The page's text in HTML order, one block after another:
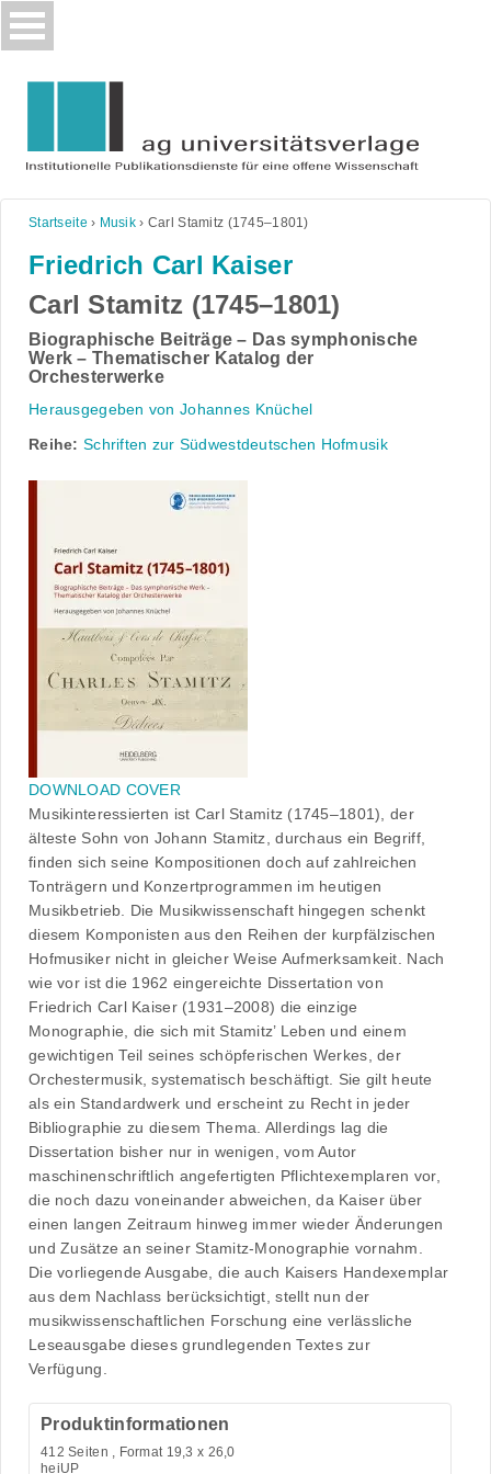
Skip
to
Startseite › Musik › Carl Stamitz (1745–1801)
Friedrich Carl Kaiser
Carl Stamitz (1745–1801)
Biographische Beiträge – Das symphonische
Werk – Thematischer Katalog der
Orchesterwerke
Herausgegeben von Johannes Knüchel
Reihe: Schriften zur Südwestdeutschen Hofmusik
DOWNLOAD COVER
Musikinteressierten ist Carl Stamitz (1745–1801), der
älteste Sohn von Johann Stamitz, durchaus ein Begriff,
finden sich seine Kompositionen doch auf zahlreichen
Tonträgern und Konzertprogrammen im heutigen
Musikbetrieb. Die Musikwissenschaft hingegen schenkt
diesem Komponisten aus den Reihen der kurpfälzischen
Hofmusiker nicht in gleicher Weise Aufmerksamkeit. Nach
wie vor ist die 1962 eingereichte Dissertation von
Friedrich Carl Kaiser (1931–2008) die einzige
Monographie, die sich mit Stamitz’ Leben und einem
gewichtigen Teil seines schöpferischen Werkes, der
Orchestermusik, systematisch beschäftigt. Sie gilt heute
als ein Standardwerk und erscheint zu Recht in jeder
Bibliographie zu diesem Thema. Allerdings lag die
Dissertation bisher nur in wenigen, vom Autor
maschinenschriftlich angefertigten Pflichtexemplaren vor,
die noch dazu voneinander abweichen, da Kaiser über
einen langen Zeitraum hinweg immer wieder Änderungen
und Zusätze an seiner Stamitz-Monographie vornahm.
Die vorliegende Ausgabe, die auch Kaisers Handexemplar
aus dem Nachlass berücksichtigt, stellt nun der
musikwissenschaftlichen Forschung eine verlässliche
Leseausgabe dieses grundlegenden Textes zur
Verfügung.
Produktinformationen
412 Seiten , Format 19,3 x 26,0
heiUP